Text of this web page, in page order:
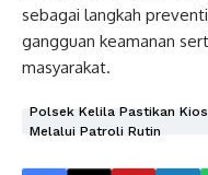
sebagai langkah
gangguan keamanan
masyarakat.
Polsek Kelila Pastikan
Melalui Patroli Rutin